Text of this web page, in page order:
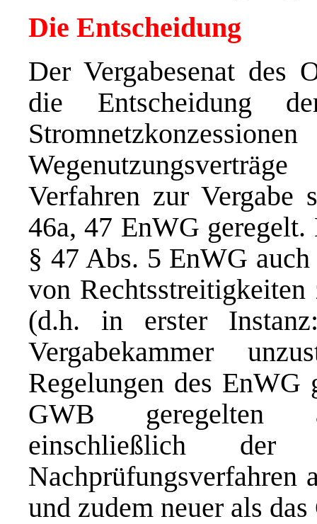
Die Entscheidung
Der Vergabesenat des
die Entscheidung
Verfahren zur Vergabe
46a, 47 EnWG
§ 47 Abs. 5 EnWG
von
(d.h. in erster
Vergabekammer
Regelungen des EnWG
GWB geregelten
einschließlich
Nachprüfungsverfahren
und zudem neuer als